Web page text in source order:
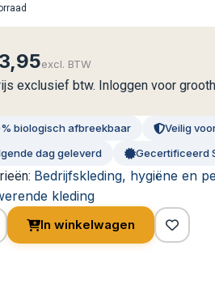
excl. BTW
exclusief btw. Inloggen voor
biologisch afbreekbaar
Veilig
dag geleverd
Gecertificeerd
Bedrijfskleding, hygiëne en
kleding
In winkelwagen